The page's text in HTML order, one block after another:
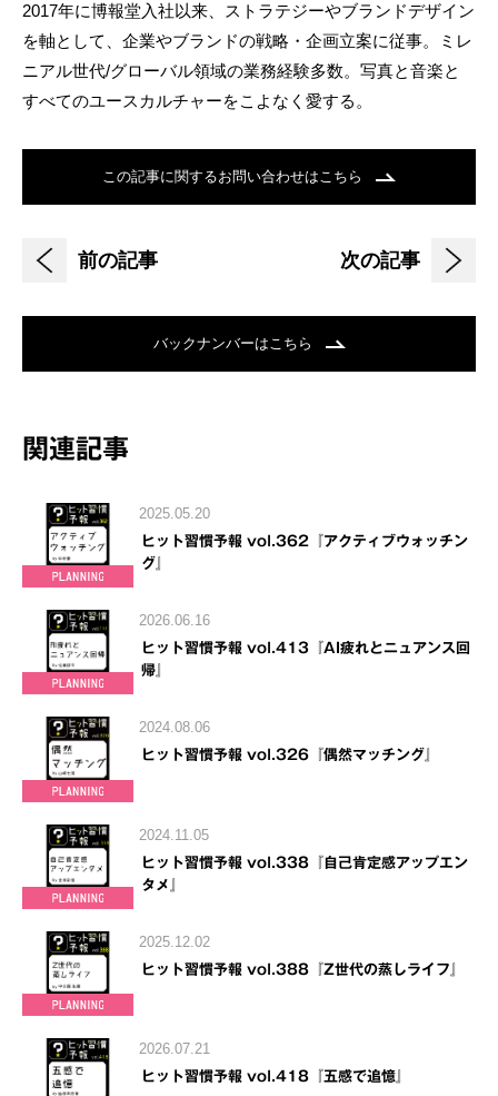
2017年に博報堂入社以来、ストラテジーやブランドデザイン
を軸として、企業やブランドの戦略・企画立案に従事。ミレ
ニアル世代/グローバル領域の業務経験多数。写真と音楽と
すべてのユースカルチャーをこよなく愛する。
この記事に関するお問い合わせはこちら
前の記事 次の記事
バックナンバーはこちら
関連記事
2025.05.20
ヒット習慣予報 vol.362『アクティブウォッチン
グ』
2026.06.16
ヒット習慣予報 vol.413『AI疲れとニュアンス回
帰』
2024.08.06
ヒット習慣予報 vol.326『偶然マッチング』
2024.11.05
ヒット習慣予報 vol.338『自己肯定感アップエン
タメ』
2025.12.02
ヒット習慣予報 vol.388『Z世代の蒸しライフ』
2026.07.21
ヒット習慣予報 vol.418『五感で追憶』